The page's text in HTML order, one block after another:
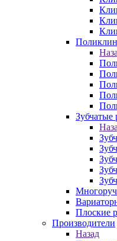
Зубчатые
Плоские
Производители
Назад